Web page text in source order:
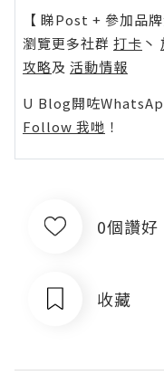
【 睇Post + 參加品牌
瀏覽更多社群 打卡 丶
攻略及 活動情報
U Blog開咗
Follow 我哋 ！
0個讚好
收藏